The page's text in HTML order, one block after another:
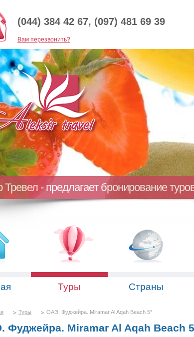
(044) 384 42 67, (097) 481 69 39
Baм перезвонить?
Тревел - предлагает бронирование
Туры Страны
Туры ОАЭ. Фуджейра. Miramar Al Aqah Beach 5*
Фуджейра. Miramar Al Aqah Beach